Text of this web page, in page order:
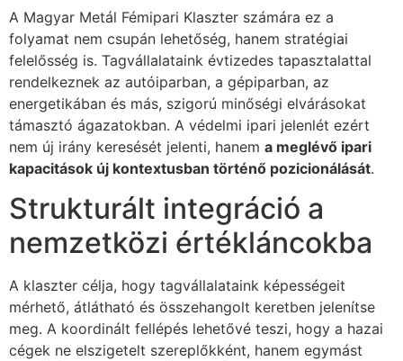
A Magyar Metál Fémipari Klaszter számára ez a
folyamat nem csupán lehetőség, hanem stratégiai
felelősség is. Tagvállalataink évtizedes tapasztalattal
rendelkeznek az autóiparban, a gépiparban, az
energetikában és más, szigorú minőségi elvárásokat
támasztó ágazatokban. A védelmi ipari jelenlét ezért
nem új irány keresését jelenti, hanem a meglévő ipari
kapacitások új kontextusban történő pozicionálását.
Strukturált integráció a
nemzetközi értékláncokba
A klaszter célja, hogy tagvállalataink képességeit
mérhető, átlátható és összehangolt keretben jelenítse
meg. A koordinált fellépés lehetővé teszi, hogy a hazai
cégek ne elszigetelt szereplőkként, hanem egymást